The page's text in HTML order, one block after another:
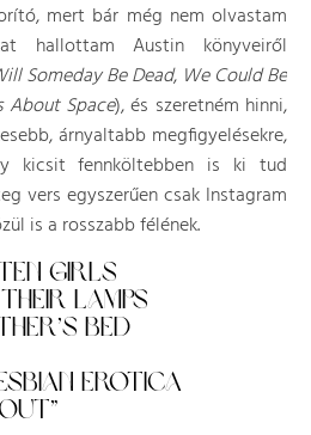
mert bár még nem olvastam
hallottam Austin könyveiről
Someday Be Dead, We Could Be
About Space), és szeretném hinni,
árnyaltabb megfigyelésekre,
kicsit fennköltebben is ki tud
vers egyszerűen csak Instagram
is a rosszabb félének.
GIRLS
LAMPS
BED
EROTICA